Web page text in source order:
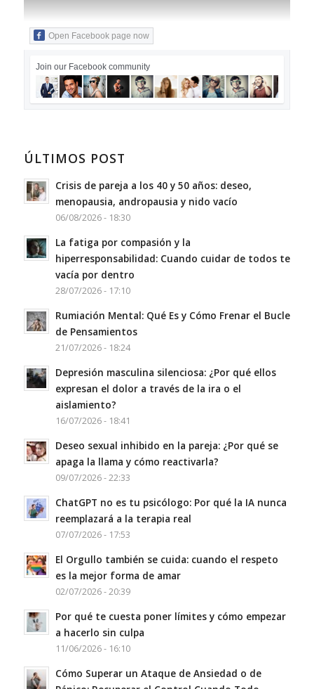
Open Facebook page now
Join our Facebook community
ÚLTIMOS POST
Crisis de pareja a los 40 y 50 años: deseo,
menopausia, andropausia y nido vacío
06/08/2026 - 18:30
La fatiga por compasión y la
hiperresponsabilidad: Cuando cuidar de todos te
vacía por dentro
28/07/2026 - 17:10
Rumiación Mental: Qué Es y Cómo Frenar el Bucle
de Pensamientos
21/07/2026 - 18:24
Depresión masculina silenciosa: ¿Por qué ellos
expresan el dolor a través de la ira o el
aislamiento?
16/07/2026 - 18:41
Deseo sexual inhibido en la pareja: ¿Por qué se
apaga la llama y cómo reactivarla?
09/07/2026 - 22:33
ChatGPT no es tu psicólogo: Por qué la IA nunca
reemplazará a la terapia real
07/07/2026 - 17:53
El Orgullo también se cuida: cuando el respeto
es la mejor forma de amar
02/07/2026 - 20:39
Por qué te cuesta poner límites y cómo empezar
a hacerlo sin culpa
11/06/2026 - 16:10
Cómo Superar un Ataque de Ansiedad o de